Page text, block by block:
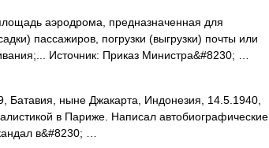
аэродрома, предназначенная для
пассажиров, погрузки (выгрузки) почты или
Источник: Приказ Министра&#8230; …
ныне Джакарта, Индонезия, 14.5.1940,
в Париже. Написал автобиографические
в&#8230; …